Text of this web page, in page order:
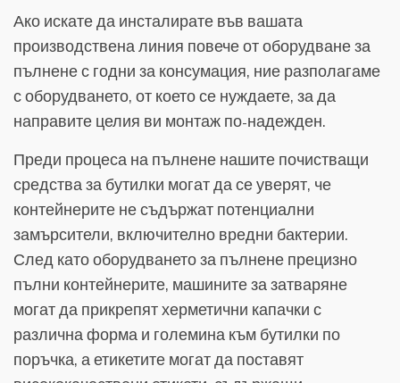
Ако искате да инсталирате във вашата
производствена линия повече от оборудване за
пълнене с годни за консумация, ние разполагаме
с оборудването, от което се нуждаете, за да
направите целия ви монтаж по-надежден.
Преди процеса на пълнене нашите почистващи
средства за бутилки могат да се уверят, че
контейнерите не съдържат потенциални
замърсители, включително вредни бактерии.
След като оборудването за пълнене прецизно
пълни контейнерите, машините за затваряне
могат да прикрепят херметични капачки с
различна форма и големина към бутилки по
поръчка, а етикетите могат да поставят